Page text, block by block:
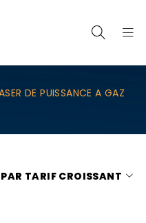
DE PUISSANCE A GAZ
TARIF CROISSANT